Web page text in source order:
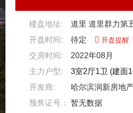
楼盘地址: 道里 道里群力第
开盘时间: 待定  开盘提醒
交房时间:
2022年08月
主力户型:
3室2厅1卫 (建面
开发商: 哈尔滨润新房地
预售证号： 暂无数据